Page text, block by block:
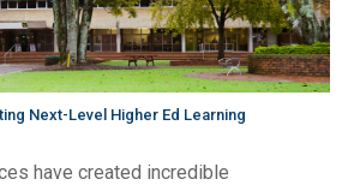
Next-Level Higher Ed Learning
have created incredible